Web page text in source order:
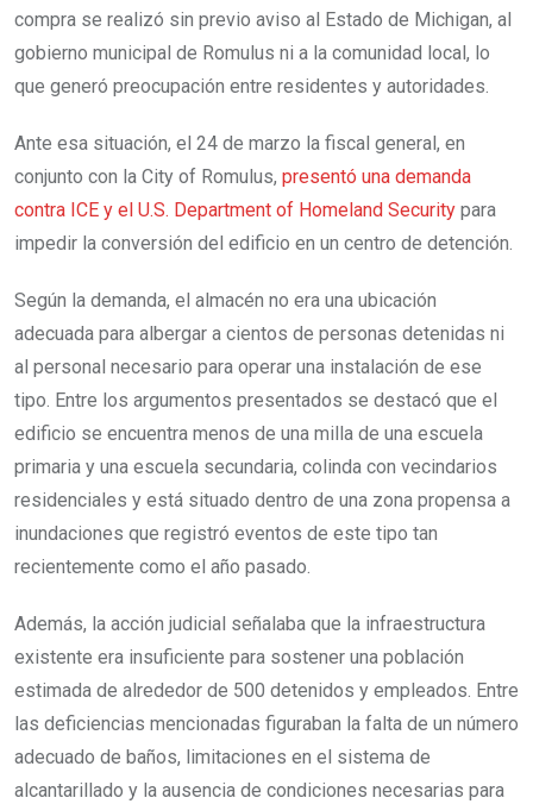
compra se realizó sin previo aviso al Estado de Michigan, al
gobierno municipal de Romulus ni a la comunidad local, lo
que generó preocupación entre residentes y autoridades.
Ante esa situación, el 24 de marzo la fiscal general, en
conjunto con la City of Romulus, presentó una demanda
contra ICE y el U.S. Department of Homeland Security para
impedir la conversión del edificio en un centro de detención.
Según la demanda, el almacén no era una ubicación
adecuada para albergar a cientos de personas detenidas ni
al personal necesario para operar una instalación de ese
tipo. Entre los argumentos presentados se destacó que el
edificio se encuentra menos de una milla de una escuela
primaria y una escuela secundaria, colinda con vecindarios
residenciales y está situado dentro de una zona propensa a
inundaciones que registró eventos de este tipo tan
recientemente como el año pasado.
Además, la acción judicial señalaba que la infraestructura
existente era insuficiente para sostener una población
estimada de alrededor de 500 detenidos y empleados. Entre
las deficiencias mencionadas figuraban la falta de un número
adecuado de baños, limitaciones en el sistema de
alcantarillado y la ausencia de condiciones necesarias para